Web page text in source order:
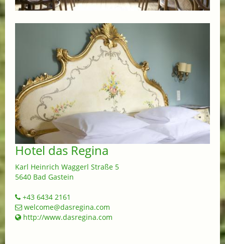
Hotel das Regina
Karl Heinrich Waggerl Straße 5
5640 Bad Gastein
+43 6434 2161
welcome@dasregina.com
http://www.dasregina.com